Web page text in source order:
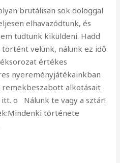
brutálisan sok dologgal
elhavazódtunk, és
tudtunk kiküldeni. Hadd
velünk, nálunk ez idő
értékes
nyereményjátékainkban
remekbeszabott alkotásait
o Nálunk te vagy a sztár!
története